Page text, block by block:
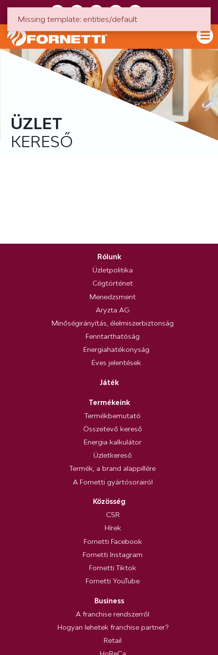
ÜZLET
KERESŐ
Rólunk
Üzletpolitika
Cégtörténet
Menedzsment
Aryzta AG
Minőségirányítás, élelmiszerbiztonság
Fenntarthatóság
Energiahatékonyság
Éves jelentések
Játék
Termékeink
Termékbemutató
Összetevő kereső
Energia kalkulátor
Üzletkereső
Termék, a brand alappillére
A Fornetti gyártósorairól
Közösség
CSR
Hírek
Fornetti Facebook
Fornetti Instagram
Fornetti Tiktok
Fornetti YouTube
Business
A franchise rendszerről
Hogyan lehetek franchise partner?
Retail
Missing template: entities/default